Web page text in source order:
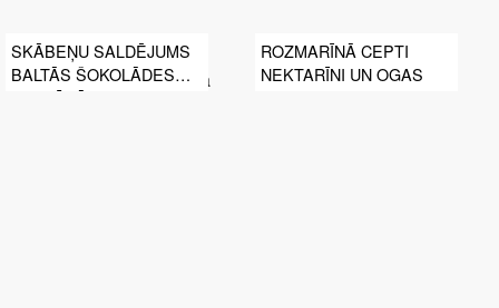
SKĀBEŅU SALDĒJUMS
BALTĀS ŠOKOLĀDES
GLAZŪRĀ
ROZMARĪNĀ CEPTI
NEKTARĪNI UN OGAS